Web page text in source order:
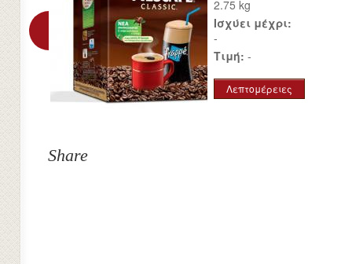
2.75 kg
Ισχύει μέχρι:
-
Τιμή: -
Λεπτομέρειες
Share